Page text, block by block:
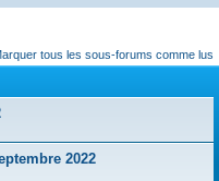
tous les sous-forums comme lus
2022